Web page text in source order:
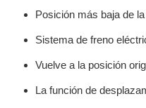
Posición más baja de
Sistema de freno
Vuelve a la posición
La función de